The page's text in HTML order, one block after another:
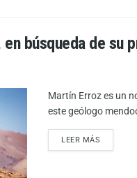
búsqueda de su
Martín Erroz es un
este geólogo
LEER MÁS